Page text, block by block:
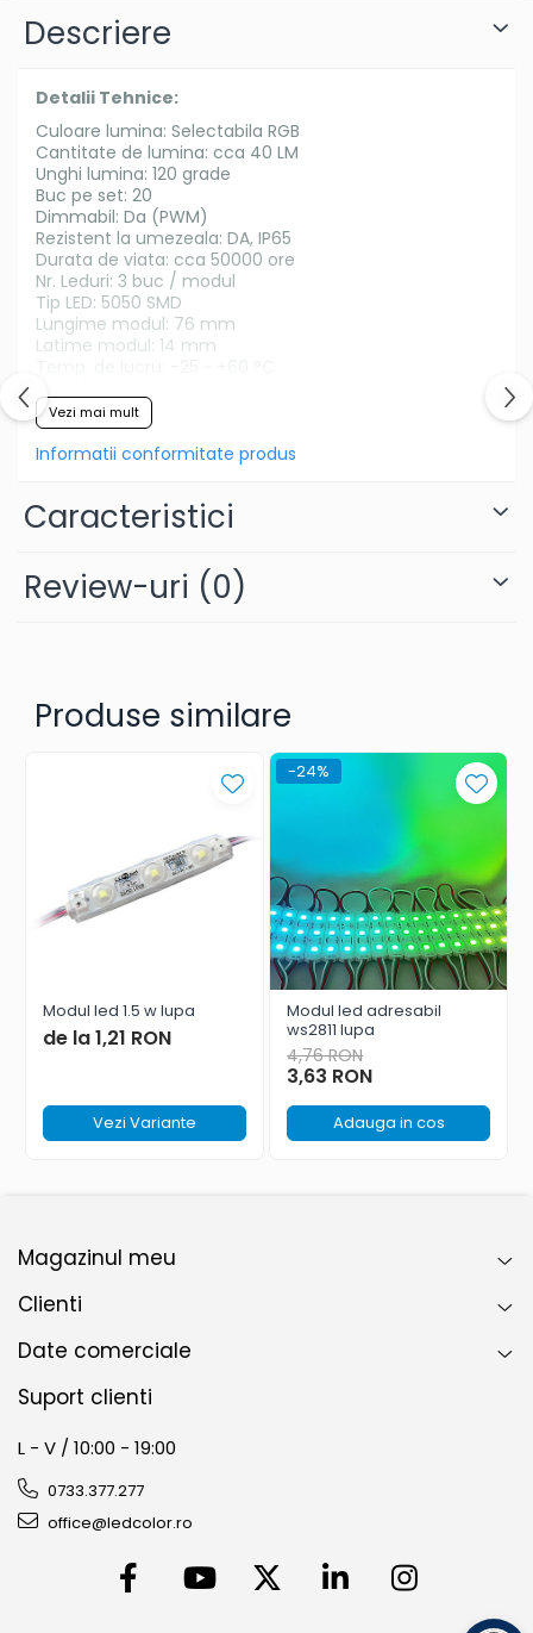
Descriere
Detalii Tehnice:
Culoare lumina: Selectabila RGB
Cantitate de lumina: cca 40 LM
Unghi lumina: 120 grade
Buc pe set: 20
Dimmabil: Da (PWM)
Rezistent la umezeala: DA, IP65
Durata de viata: cca 50000 ore
Nr. Leduri: 3 buc / modul
Tip LED: 5050 SMD
Lungime modul: 76 mm
Latime modul: 14 mm
Alimentare: 12V max
Vezi mai mult
Informatii conformitate produs
Caracteristici
Review-uri (0)
Produse similare
Modul led 1.5 w lupa
de la 1,21 RON
Vezi Variante
-24%
Modul led adresabil
ws2811 lupa
4,76 RON
3,63 RON
Adauga in cos
Magazinul meu
Clienti
Date comerciale
Suport clienti
L - V / 10:00 - 19:00
0733.377.277
office@ledcolor.ro